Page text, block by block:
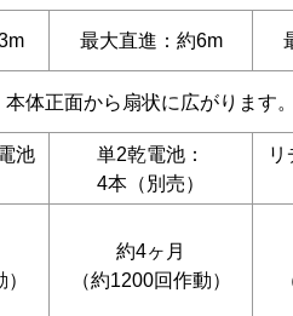
最大直進：約6m
本体正面から扇状に広がります
池
単2乾電池：
4本（別売）
約4ヶ月
（約1200回作動）